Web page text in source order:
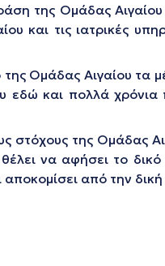
της Ομάδας Αιγαίου
και τις ιατρικές
Ομάδας Αιγαίου τα
και πολλά
στόχους της Ομάδας
να αφήσει το
αποκομίσει από την